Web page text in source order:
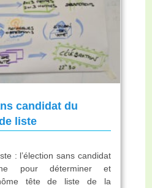
candidat du
liste
: l’élection sans candidat
pour déterminer et
tête de liste de la